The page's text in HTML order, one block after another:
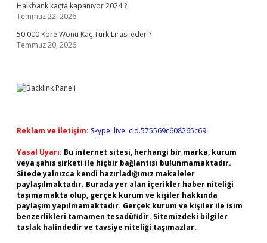
Halkbank kaçta kapanıyor 2024 ?
Temmuz 22, 2026
50.000 Kore Wonu Kaç Türk Lirası eder ?
Temmuz 20, 2026
Reklam ve İletişim: Skype: live:.cid.575569c608265c69
Yasal Uyarı: Bu internet sitesi, herhangi bir marka, kurum
veya şahıs şirketi ile hiçbir bağlantısı bulunmamaktadır.
Sitede yalnızca kendi hazırladığımız makaleler
paylaşılmaktadır. Burada yer alan içerikler haber niteliği
taşımamakta olup, gerçek kurum ve kişiler hakkında
paylaşım yapılmamaktadır. Gerçek kurum ve kişiler ile isim
benzerlikleri tamamen tesadüfidir. Sitemizdeki bilgiler
taslak halindedir ve tavsiye niteliği taşımazlar.